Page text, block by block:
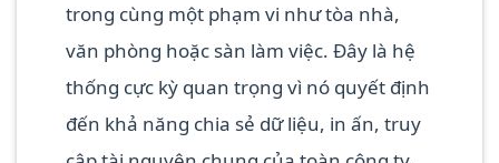
trong cùng một phạm vi như tòa nhà,
văn phòng hoặc sàn làm việc. Đây là hệ
thống cực kỳ quan trọng vì nó quyết định
đến khả năng chia sẻ dữ liệu, in ấn, truy